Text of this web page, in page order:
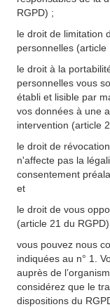
RGPD) ;
le droit de limitation
personnelles (article
le droit à la
personnelles vous
établi et lisible par
vos données à une
intervention (article
le droit de
n'affecte pas la
consentement
et
le droit de vous
(article 21 du RGPD),
vous pouvez nous
indiquées au n° 1.
auprès de
considérez que le
dispositions du